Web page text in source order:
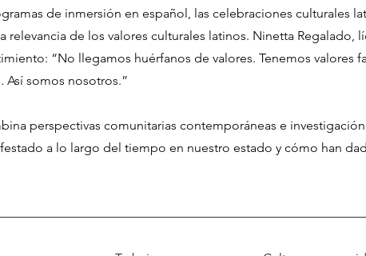
de inmersión en español, las celebraciones culturales
relevancia de los valores culturales latinos. Ninetta Regalado,
“No llegamos huérfanos de valores. Tenemos valores
Así somos nosotros.”
perspectivas comunitarias contemporáneas e
a lo largo del tiempo en nuestro estado y cómo han